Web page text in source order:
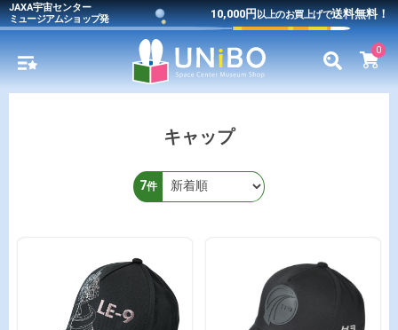
JAXA宇宙センター
ミュージアムショップ発
10,000円以上のお買上げで送料無料！
0
キャップ
7件